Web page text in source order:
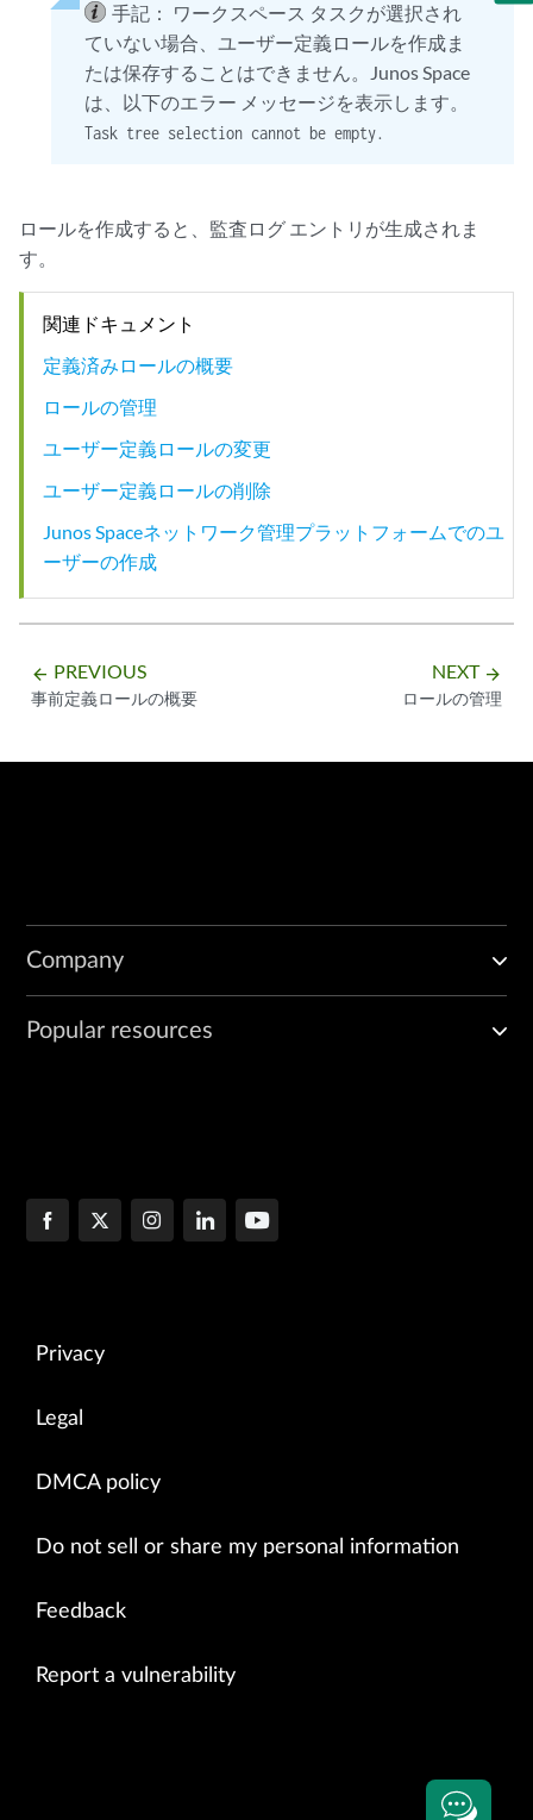
手記：
ワークスペース タスクが選択され
ていない場合、ユーザー定義ロールを作成ま
たは保存することはできません。Junos Space
は、以下のエラー メッセージを表示します。
Task tree selection cannot be empty.
ロールを作成すると、監査ログ エントリが生成されま
す。
関連ドキュメント
定義済みロールの概要
ロールの管理
ユーザー定義ロールの変更
ユーザー定義ロールの削除
Junos Spaceネットワーク管理プラットフォームでのユ
ーザーの作成
arrow_backward PREVIOUS
事前定義ロールの概要
NEXT arrow_forward
ロールの管理
Company
Popular resources
Privacy
Legal
DMCA policy
Do not sell or share my personal information
Feedback
Report a vulnerability